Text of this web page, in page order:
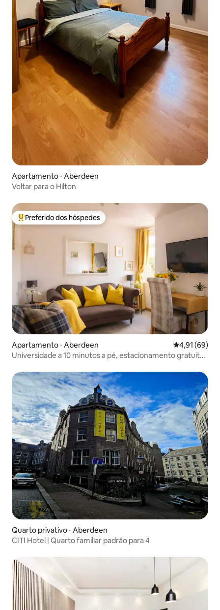
Apartamento ⋅ Aberdeen
Voltar para o Hilton
Entre os melhores preferidos dos hóspedes
Preferido dos hóspedes
Apartamento ⋅ Aberdeen 4,91 de uma
4,91 (69)
Universidade a 10 minutos a pé, estacionamento gratuito,
Quarto privativo ⋅ Aberdeen
CITI Hotel | Quarto familiar padrão para 4